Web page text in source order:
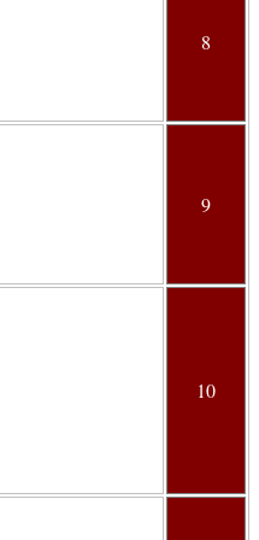
8
9
10